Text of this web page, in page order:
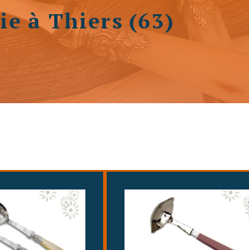
à Thiers (63)